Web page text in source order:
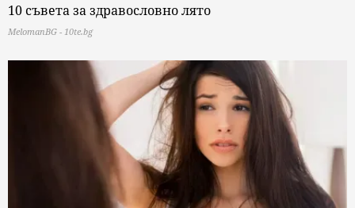
10 съвета за здравословно лято
MelomanBG - 10te.bg